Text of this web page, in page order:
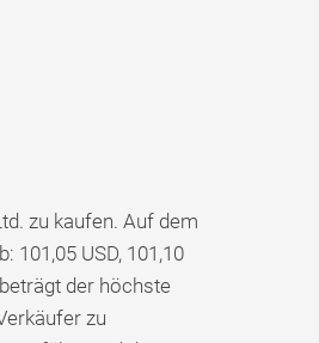
zu kaufen. Auf dem
101,05 USD, 101,10
beträgt der höchste
zu